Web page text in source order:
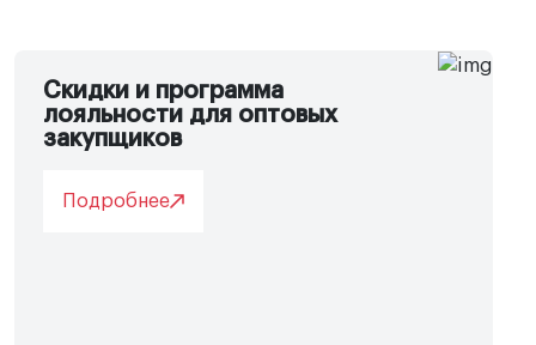
Скидки и программа
лояльности для оптовых
закупщиков
Подробнее